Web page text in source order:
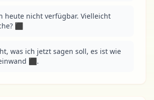
heute nicht verfügbar. Vielleicht
⬛
was ich jetzt sagen soll, es ist wie
⬛.